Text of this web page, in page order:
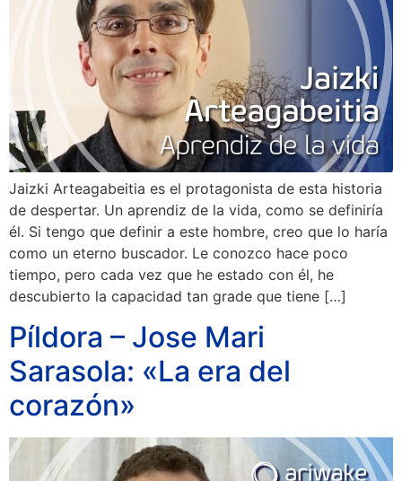
Jaizki Arteagabeitia es el protagonista de esta historia
de despertar. Un aprendiz de la vida, como se definiría
él. Si tengo que definir a este hombre, creo que lo haría
como un eterno buscador. Le conozco hace poco
tiempo, pero cada vez que he estado con él, he
descubierto la capacidad tan grade que tiene […]
Píldora – Jose Mari
Sarasola: «La era del
corazón»